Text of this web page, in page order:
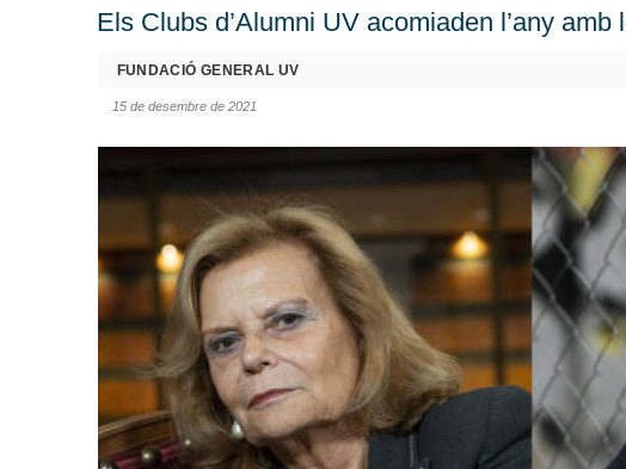
Els Clubs d’Alumni UV acomiaden l’any
FUNDACIÓ GENERAL UV
15 de desembre de 2021